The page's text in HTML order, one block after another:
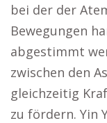
bei der der
Bewegungen
abgestimmt
zwischen den
gleichzeitig
zu fördern. Yin